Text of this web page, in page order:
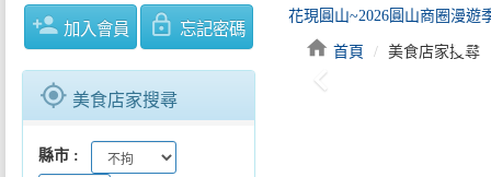
person_add 加入會員 lock_outline 忘記密碼
gps_fixed 美食店家搜尋
縣市
花現圓山~2026圓山商圈漫遊
home 首頁 美食店家搜尋
keyboard_arrow_left